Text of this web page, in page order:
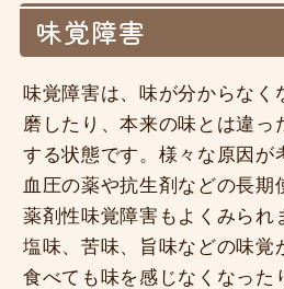
味覚障害
味覚障害は、味が分からなく
磨したり、本来の味とは違っ
する状態です。様々な原因が
血圧の薬や抗生剤などの長期
薬剤性味覚障害もよくみられ
塩味、苦味、旨味などの味覚
食べても味を感じなくなった